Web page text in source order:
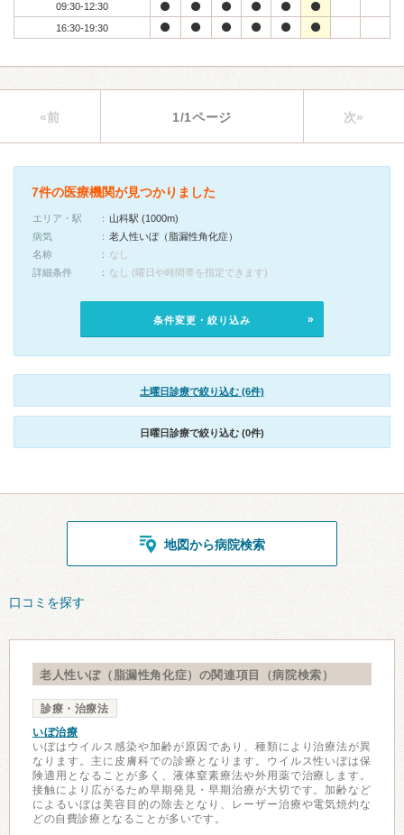
09:30-12:30
16:30-19:30
«前 1/1ページ 次»
7件の医療機関が見つかりました
エリア・駅
山科駅 (1000m)
病気
老人性いぼ（脂漏性角化症）
名称
なし
詳細条件
なし (曜日や時間帯を指定できます)
条件変更・絞り込み
土曜日診療で絞り込む (6件)
日曜日診療で絞り込む (0件)
地図から病院検索
口コミを探す
老人性いぼ（脂漏性角化症）の関連項目（病院検索）
診療・治療法
いぼ治療
いぼはウイルス感染や加齢が原因であり、種類により治療法が異
なります。主に皮膚科での診療となります。ウイルス性いぼは保
険適用となることが多く、液体窒素療法や外用薬で治療します。
接触により広がるため早期発見・早期治療が大切です。加齢など
によるいぼは美容目的の除去となり、レーザー治療や電気焼灼な
どの自費診療となることが多いです。